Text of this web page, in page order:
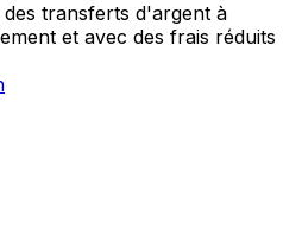
transferts d'argent à
et avec des frais réduits